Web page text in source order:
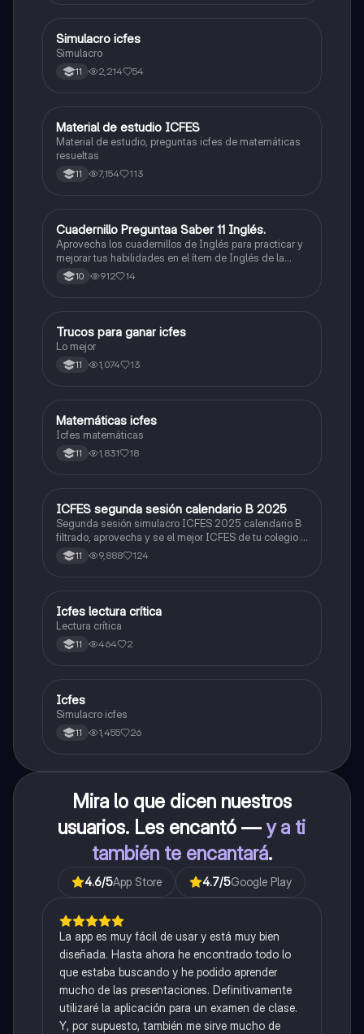
ICFES: Lectura Crítica
Simulacro icfes
Simulacro
11 2,214 54
ICFES: Matemáticas
Material de estudio ICFES
Material de estudio, preguntas icfes de matemáticas
resueltas
11 7,154 113
ICFES: Inglés
Cuadernillo Preguntaa Saber 11 Inglés.
Aprovecha los cuadernillos de Inglés para practicar y
mejorar tus habilidades en el ítem de Inglés de la
Prueba Saber 11. 🫡
10 912 14
Química
Trucos para ganar icfes
Lo mejor
11 1,074 13
ICFES: Matemáticas
Matemáticas icfes
Icfes matemáticas
11 1,831 18
ICFES: Lectura Crítica
ICFES segunda sesión calendario B 2025
Segunda sesión simulacro ICFES 2025 calendario B
filtrado, aprovecha y se el mejor ICFES de tu colegio y
poder ingresar a universidad, y estudiar aquella
carrera con la que tanto sueñas.
11 9,888 124
Lengua Castellana
Icfes lectura crítica
Lectura crítica
11 464 2
ICFES: Sociales y Ciudadanas
Icfes
Simulacro icfes
11 1,455 26
Mira lo que dicen nuestros
usuarios. Les encantó —y a ti
también te encantará.
4.6/5App Store 4.7/5Google Play
La app es muy fácil de usar y está muy bien
diseñada. Hasta ahora he encontrado todo lo
que estaba buscando y he podido aprender
mucho de las presentaciones. Definitivamente
utilizaré la aplicación para un examen de clase.
Y, por supuesto, también me sirve mucho de